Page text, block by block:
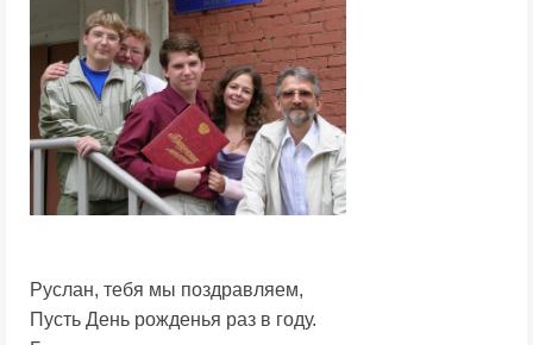
Руслан, тебя мы поздравляем,
Пусть День рожденья раз в году.